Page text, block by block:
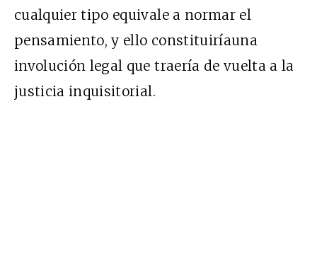
cualquier tipo equivale a normar el
pensamiento, y ello constituiríauna
involución legal que traería de vuelta a la
justicia inquisitorial.